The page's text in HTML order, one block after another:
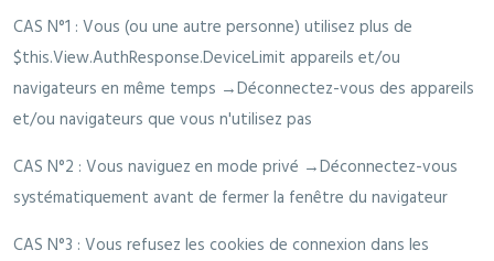
CAS N°1 : Vous (ou une autre personne) utilisez plus de
$this.View.AuthResponse.DeviceLimit appareils et/ou
navigateurs en même temps →Déconnectez-vous des appareils
et/ou navigateurs que vous n'utilisez pas
CAS N°2 : Vous naviguez en mode privé →Déconnectez-vous
systématiquement avant de fermer la fenêtre du navigateur
CAS N°3 : Vous refusez les cookies de connexion dans les